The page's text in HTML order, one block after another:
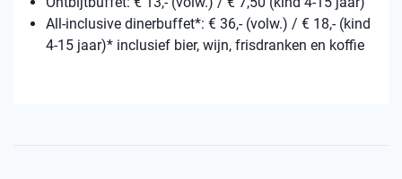
All-inclusive dinerbuffet*: € 36,- (volw.) / € 18,- (kind
4-15 jaar)* inclusief bier, wijn, frisdranken en koffie